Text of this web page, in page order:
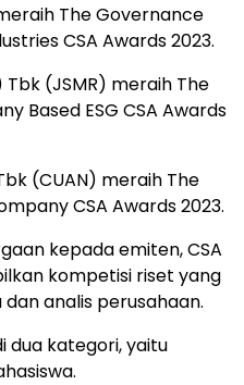
The Governance
CSA Awards 2023.
(JSMR) meraih The
Based ESG CSA Awards
(CUAN) meraih The
CSA Awards 2023.
kepada emiten, CSA
kompetisi riset yang
analis perusahaan.
dua kategori, yaitu